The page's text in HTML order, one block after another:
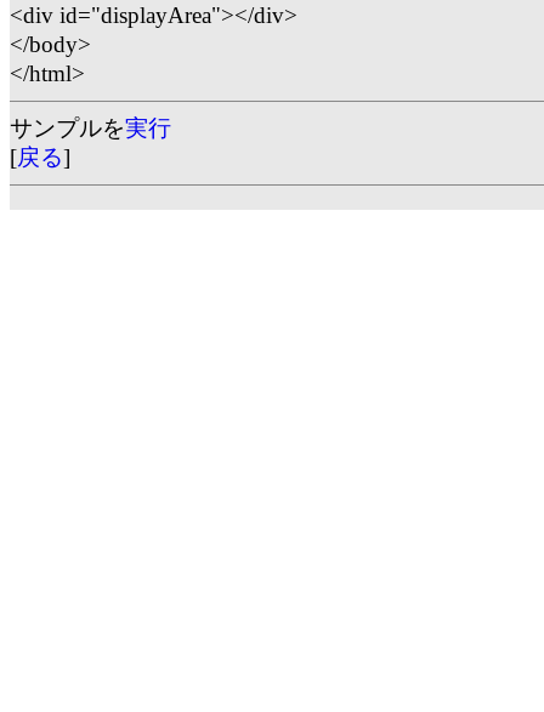
<div id="displayArea"></div>
</body>
</html>
サンプルを実行
[戻る]